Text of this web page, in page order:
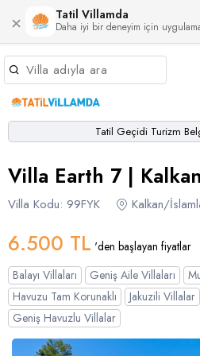
× Tatil Villamda
Daha iyi bir deneyim için
Hakkımızda
Bölgeler
Bölgeler
Bodrum
Turgutreis
Çeşme
Alaçatı
Germiyan
Dalaman
Dalyan
Çalış
Çamköy
Çatalarık
Çiftlik
Eldirek
Bornova
Akbel
Bezirgan
Çavdır
Çayköy
Hacıoğlan
Ağullu
Bayındır
Çukurbağ
Gökçeören
Gökseki
Çamlı
Selimiye
Boğaziçi
Eşen
Karadere
Yakabağ
Villa Seçeneklerimiz
Villa Seçeneklerimiz
Balayı Villaları
Çift Jakuzili Villalar
Çocuk Havuzlu Villalar
Çocuk Oyun Alanı Olan
Blog
Tatil Geçidi Turizm
Villa Earth 7 | Kalkan
Villa Kodu: 99FYK Kalkan/
6.500 TL 'den başlayan fiyatlar
Balayı Villaları
Geniş Aile Villaları
Havuzu Tam Korunaklı
Jakuzili Villalar
Geniş Havuzlu Villalar
Dil Seçiniz
German Italian
Kur Seçiniz
Türk Lirası
TRY- TL
EURO
EUR- €
GBP- £
Favorilerim
Müsaitlik Takvimi
Müsaitlik Takvimi